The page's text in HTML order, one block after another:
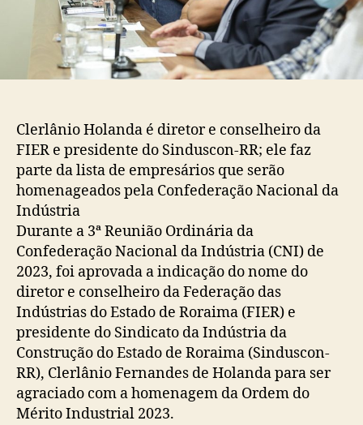
da
CNI
Clerlânio Holanda é diretor e conselheiro da
FIER e presidente do Sinduscon-RR; ele faz
parte da lista de empresários que serão
homenageados pela Confederação Nacional da
Indústria
Durante a 3ª Reunião Ordinária da
Confederação Nacional da Indústria (CNI) de
2023, foi aprovada a indicação do nome do
diretor e conselheiro da Federação das
Indústrias do Estado de Roraima (FIER) e
presidente do Sindicato da Indústria da
Construção do Estado de Roraima (Sinduscon-
RR), Clerlânio Fernandes de Holanda para ser
agraciado com a homenagem da Ordem do
Mérito Industrial 2023.